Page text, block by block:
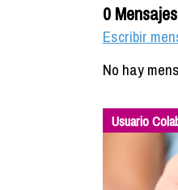
0 Mensajes
Escribir
No hay
Usuario